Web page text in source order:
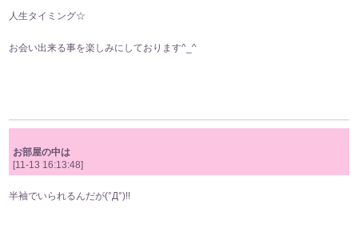
人生タイミング☆
お会い出来る事を楽しみにしております^⁠_⁠^
お部屋の中は
[11-13 16:13:48]
半袖でいられるんだが(°Д°)!!